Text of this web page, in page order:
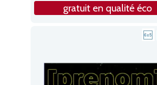
gratuit en qualité éco